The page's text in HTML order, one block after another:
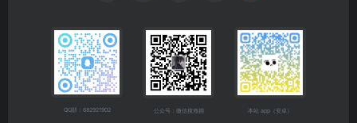
QQ群：682921902 公众号：微信搜海拥 本站 app（安卓）